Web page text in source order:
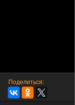
Поделиться: